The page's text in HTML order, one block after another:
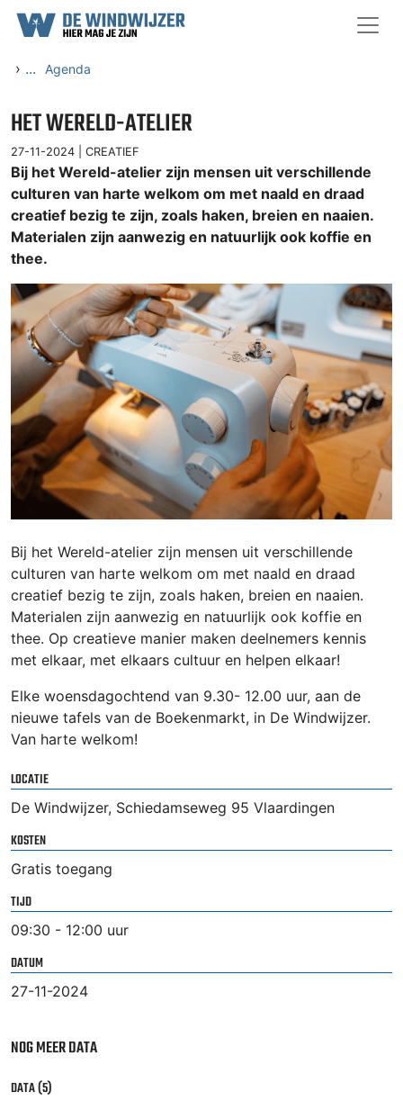
Ga naar content
› ... Agenda
HET WERELD-ATELIER
27-11-2024 | CREATIEF
Bij het Wereld-atelier zijn mensen uit verschillende
culturen van harte welkom om met naald en draad
creatief bezig te zijn, zoals haken, breien en naaien.
Materialen zijn aanwezig en natuurlijk ook koffie en
thee.
Bij het Wereld-atelier zijn mensen uit verschillende
culturen van harte welkom om met naald en draad
creatief bezig te zijn, zoals haken, breien en naaien.
Materialen zijn aanwezig en natuurlijk ook koffie en
thee. Op creatieve manier maken deelnemers kennis
met elkaar, met elkaars cultuur en helpen elkaar!
Elke woensdagochtend van 9.30- 12.00 uur, aan de
nieuwe tafels van de Boekenmarkt, in De Windwijzer.
Van harte welkom!
LOCATIE
De Windwijzer, Schiedamseweg 95 Vlaardingen
KOSTEN
Gratis toegang
TIJD
09:30 - 12:00 uur
DATUM
27-11-2024
NOG MEER DATA
DATA (5)